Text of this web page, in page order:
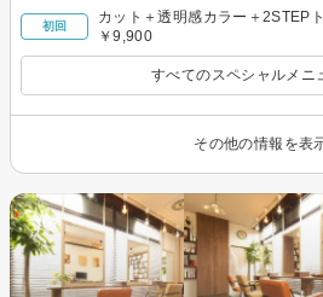
初回
カット＋透明感カラー＋2STEP
￥9,900
すべてのスペシャルメニ
その他の情報を表